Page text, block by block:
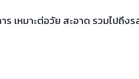
เหมาะต่อวัย สะอาด รวมไปถึ